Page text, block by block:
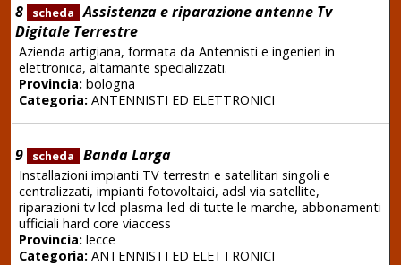
8 scheda Assistenza e riparazione antenne Tv
Digitale Terrestre
Azienda artigiana, formata da Antennisti e ingenieri in
elettronica, altamante specializzati.
Provincia:bologna
Categoria:ANTENNISTI ED ELETTRONICI
9 scheda Banda Larga
Installazioni impianti TV terrestri e satellitari singoli e
centralizzati, impianti fotovoltaici, adsl via satellite,
riparazioni tv lcd-plasma-led di tutte le marche, abbonamenti
ufficiali hard core viaccess
Provincia:lecce
Categoria:ANTENNISTI ED ELETTRONICI